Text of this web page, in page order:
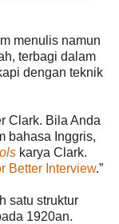
menulis namun
terbagi dalam
dengan teknik
Clark. Bila Anda
bahasa Inggris,
karya Clark.
Better Interview.”
satu struktur
1920an.